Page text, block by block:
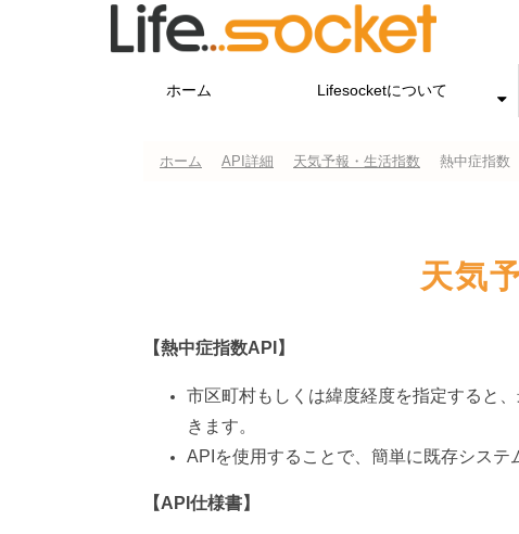
ホーム Lifesocketについて
ホーム API詳細 天気予報・生活指数 熱中症指数
天気
【熱中症指数API】
市区町村もしくは緯度経度を指定すると
きます。
APIを使用することで、簡単に既存システ
【API仕様書】